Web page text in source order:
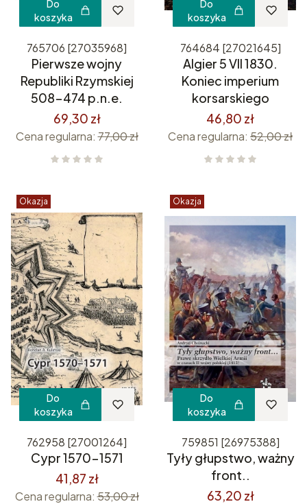
Do
koszyka
765706 [27035968]
Pierwsze wojny
Republiki Rzymskiej
508-474 p.n.e.
69,30 zł
Cena regularna: 77,00 zł
Do
koszyka
764684 [27021645]
Algier 5 VII 1830.
Koniec imperium
korsarskiego
46,80 zł
Cena regularna: 52,00 zł
Okazja
Do
koszyka
762958 [27001264]
Cypr 1570-1571
41,87 zł
Cena regularna: 53,00 zł
Okazja
Do
koszyka
759851 [26975388]
Tyły głupstwo, ważny
front..
63,20 zł